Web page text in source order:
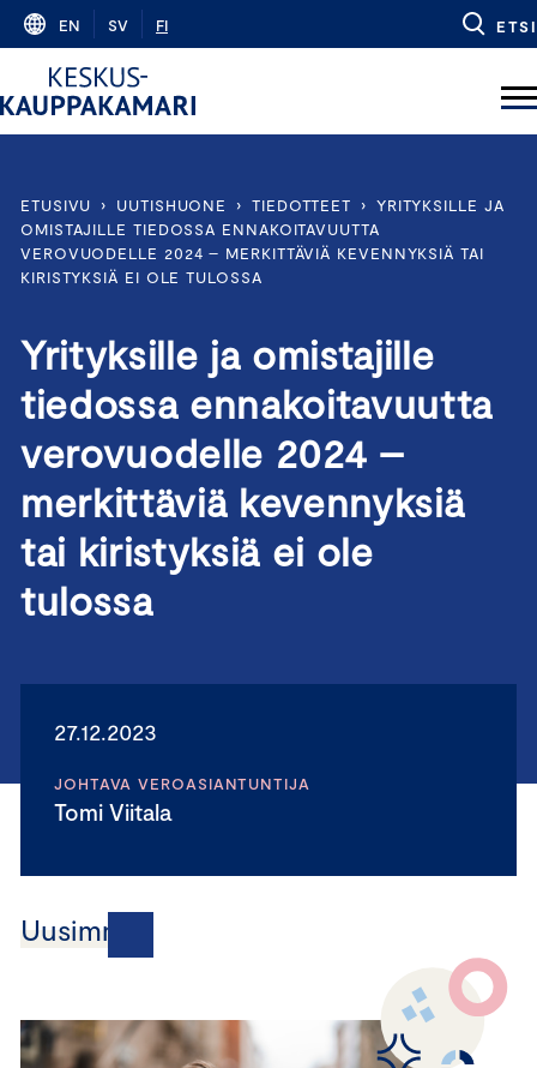
Skip
content
EN SV FI ETSI
ETUSIVU › UUTISHUONE › TIEDOTTEET › YRITYKSILLE JA
OMISTAJILLE TIEDOSSA ENNAKOITAVUUTTA
VEROVUODELLE 2024 – MERKITTÄVIÄ KEVENNYKSIÄ TAI
KIRISTYKSIÄ EI OLE TULOSSA
Yrityksille ja omistajille
tiedossa ennakoitavuutta
verovuodelle 2024 –
merkittäviä kevennyksiä
tai kiristyksiä ei ole
tulossa
27.12.2023
JOHTAVA VEROASIANTUNTIJA
Tomi Viitala
Uusimmat